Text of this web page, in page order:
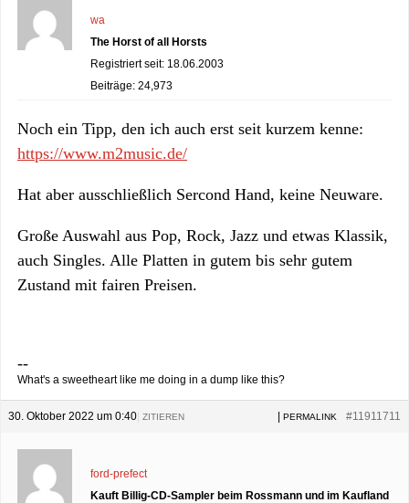
wa
The Horst of all Horsts
Registriert seit: 18.06.2003
Beiträge: 24,973
Noch ein Tipp, den ich auch erst seit kurzem kenne:
https://www.m2music.de/
Hat aber ausschließlich Sercond Hand, keine Neuware.
Große Auswahl aus Pop, Rock, Jazz und etwas Klassik,
auch Singles. Alle Platten in gutem bis sehr gutem
Zustand mit fairen Preisen.
--
What's a sweetheart like me doing in a dump like this?
30. Oktober 2022 um 0:40 #11911711
PERMALINK
ZITIEREN
ford-prefect
Kauft Billig-CD-Sampler beim Rossmann und im Kaufland